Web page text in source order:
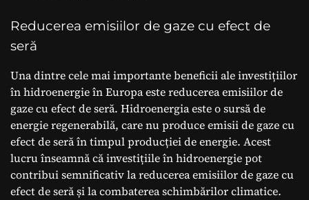
Reducerea emisiilor de gaze cu efect de
seră
Una dintre cele mai importante beneficii ale investițiilor
în hidroenergie în Europa este reducerea emisiilor de
gaze cu efect de seră. Hidroenergia este o sursă de
energie regenerabilă, care nu produce emisii de gaze cu
efect de seră în timpul producției de energie. Acest
lucru înseamnă că investițiile în hidroenergie pot
contribui semnificativ la reducerea emisiilor de gaze cu
efect de seră și la combaterea schimbărilor climatice.